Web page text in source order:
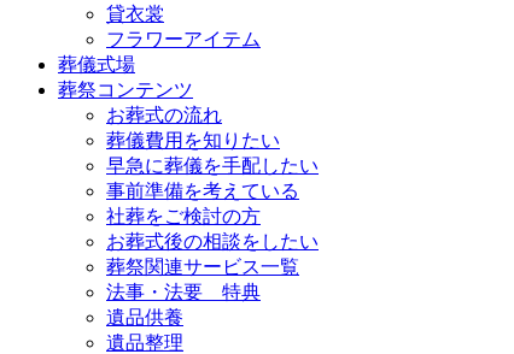
貸衣裳
フラワーアイテム
葬儀式場
葬祭コンテンツ
お葬式の流れ
葬儀費用を知りたい
早急に葬儀を手配したい
事前準備を考えている
社葬をご検討の方
お葬式後の相談をしたい
葬祭関連サービス一覧
法事・法要 特典
遺品供養
遺品整理